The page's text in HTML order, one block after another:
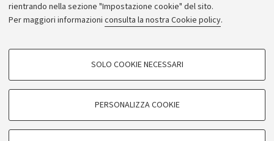
rientrando nella sezione "Impostazione cookie" del sito.
Per maggiori informazioni consulta la nostra Cookie policy.
COOKIE DI PROFILAZIONE - FACOLTATIVI
SOLO COOKIE NECESSARI
PERSONALIZZA COOKIE
Atti di notifica
Informazioni sul sito e accessibilità
Dichiarazione di accessibilità
Privacy e note legali
Impostazioni Cookie
©Copyright 2026 - ALMA MATER STUDIORUM - Università di